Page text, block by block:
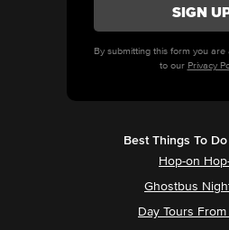
By submitting this form you
to our Privacy
Best Things To
Hop-on
Ghostbus
Day Tours